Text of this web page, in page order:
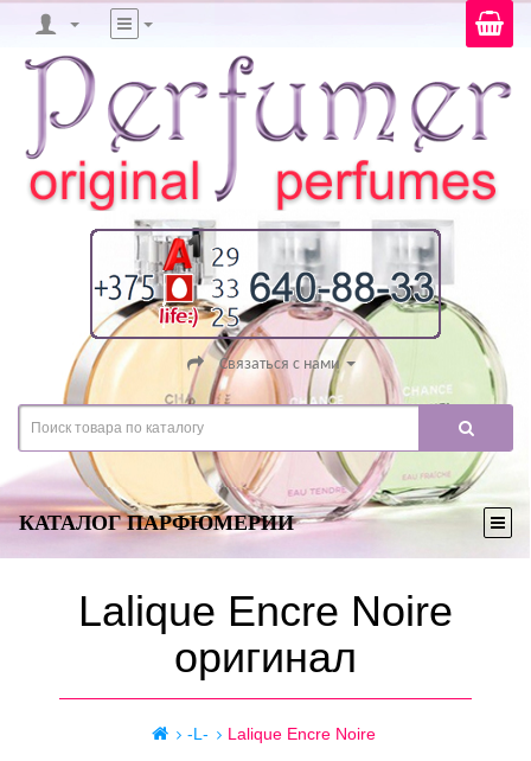
Связаться с нами
КАТАЛОГ ПАРФЮМЕРИИ
Lalique Encre Noire
оригинал
-L- Lalique Encre Noire